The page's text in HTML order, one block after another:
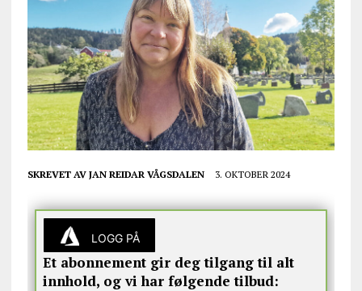
SKREVET AV JAN REIDAR VÅGSDALEN 3. OKTOBER 2024
LOGG PÅ
Et abonnement gir deg tilgang til alt
innhold, og vi har følgende tilbud: